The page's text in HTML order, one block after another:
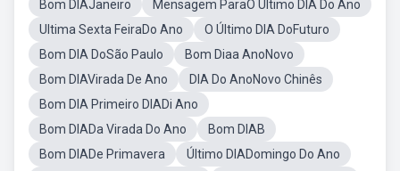
Bom DIAJaneiro
Mensagem ParaO Último DIA Do Ano
Ultima Sexta FeiraDo Ano
O Último DIA DoFuturo
Bom DIA DoSão Paulo
Bom Diaa AnoNovo
Bom DIAVirada De Ano
DIA Do AnoNovo Chinês
Bom DIA Primeiro DIADi Ano
Bom DIADa Virada Do Ano
Bom DIAB
Bom DIADe Primavera
Último DIADomingo Do Ano